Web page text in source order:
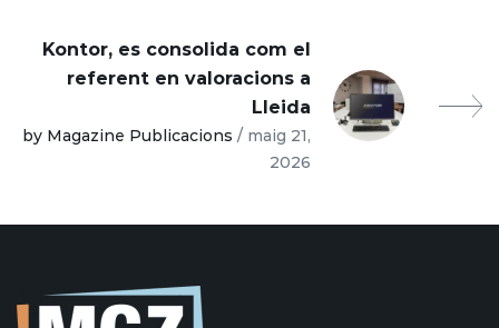
Kontor, es consolida com el
referent en valoracions a
Lleida
by Magazine Publicacions / maig 21,
2026